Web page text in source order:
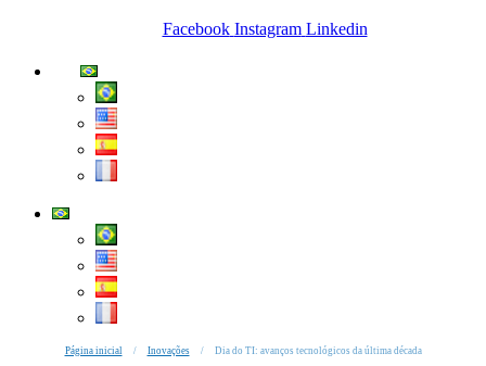
Facebook Instagram Linkedin
Página inicial / Inovações / Dia do TI: avanços tecnológicos da última década